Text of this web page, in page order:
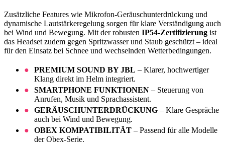
Zusätzliche Features wie Mikrofon-Geräuschunterdrückung und
dynamische Lautstärkeregelung sorgen für klare Verständigung auch
bei Wind und Bewegung. Mit der robusten IP54-Zertifizierung ist
das Headset zudem gegen Spritzwasser und Staub geschützt – ideal
für den Einsatz bei Schnee und wechselnden Wetterbedingungen.
PREMIUM SOUND BY JBL – Klarer, hochwertiger
Klang direkt im Helm integriert.
SMARTPHONE FUNKTIONEN – Steuerung von
Anrufen, Musik und Sprachassistent.
GERÄUSCHUNTERDRÜCKUNG – Klare Gespräche
auch bei Wind und Bewegung.
OBEX KOMPATIBILITÄT – Passend für alle Modelle
der Obex-Serie.